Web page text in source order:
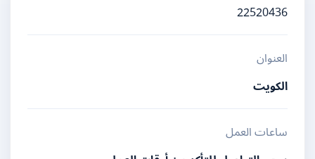
22520436
العنوان
الكويت
ساعات العمل